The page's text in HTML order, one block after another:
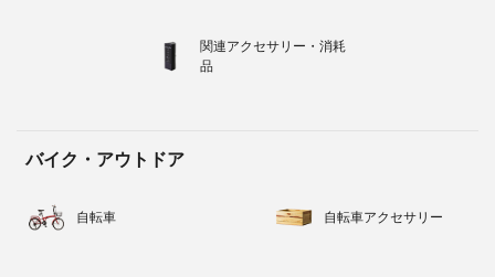
関連アクセサリー・消耗
品
バイク・アウトドア
自転車 自転車アクセサリー